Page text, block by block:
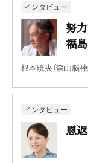
インタビュー
努
福
根本暁央（森山脳
インタビュー
恩